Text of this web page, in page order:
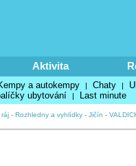
Aktivita
a autokempy | Chaty |
ubytování | Last minute
- Rozhledny a vyhlídky- Jičín -